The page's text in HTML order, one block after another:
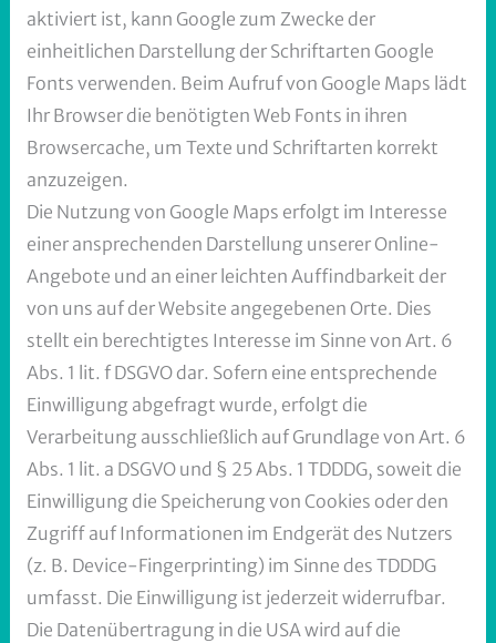
aktiviert ist, kann Google zum Zwecke der
einheitlichen Darstellung der Schriftarten Google
Fonts verwenden. Beim Aufruf von Google Maps lädt
Ihr Browser die benötigten Web Fonts in ihren
Browsercache, um Texte und Schriftarten korrekt
anzuzeigen.
Die Nutzung von Google Maps erfolgt im Interesse
einer ansprechenden Darstellung unserer Online-
Angebote und an einer leichten Auffindbarkeit der
von uns auf der Website angegebenen Orte. Dies
stellt ein berechtigtes Interesse im Sinne von Art. 6
Abs. 1 lit. f DSGVO dar. Sofern eine entsprechende
Einwilligung abgefragt wurde, erfolgt die
Verarbeitung ausschließlich auf Grundlage von Art. 6
Abs. 1 lit. a DSGVO und § 25 Abs. 1 TDDDG, soweit die
Einwilligung die Speicherung von Cookies oder den
Zugriff auf Informationen im Endgerät des Nutzers
(z. B. Device-Fingerprinting) im Sinne des TDDDG
umfasst. Die Einwilligung ist jederzeit widerrufbar.
Die Datenübertragung in die USA wird auf die